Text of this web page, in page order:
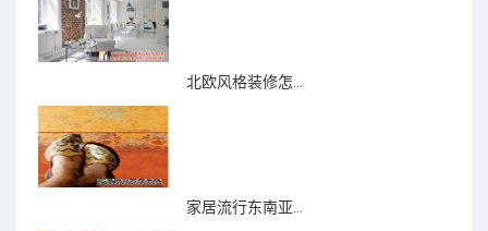
北欧风格装修怎...
家居流行东南亚...